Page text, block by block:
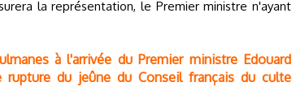
la représentation, le Premier ministre n'ayant
à l'arrivée du Premier ministre Edouard
du jeûne du Conseil français du culte